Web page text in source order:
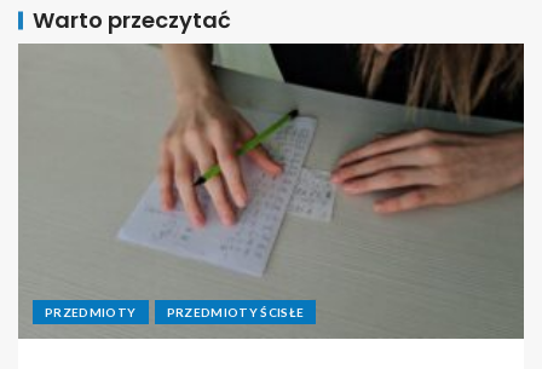
Warto przeczytać
PRZEDMIOTY PRZEDMIOTY ŚCISŁE